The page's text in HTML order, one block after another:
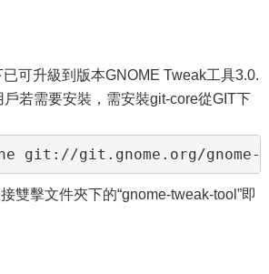
可升級到版本GNOME Tweak工具3.0.
若需要安裝，需安裝git-core從GIT下
git://git.gnome.org/gnome-
雙擊文件夾下的“gnome-tweak-tool”即